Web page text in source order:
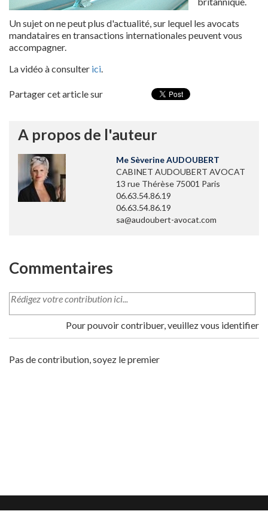
Un sujet on ne peut plus d'actualité, sur lequel les avocats
mandataires en transactions internationales peuvent vous
accompagner.
La vidéo à consulter ici.
Partager cet article sur
A propos de l'auteur
Me Sèverine AUDOUBERT
CABINET AUDOUBERT AVOCAT
13 rue Thérèse 75001 Paris
06.63.54.86.19
06.63.54.86.19
sa@audoubert-avocat.com
Commentaires
Pour pouvoir contribuer, veuillez vous identifier
Pas de contribution, soyez le premier